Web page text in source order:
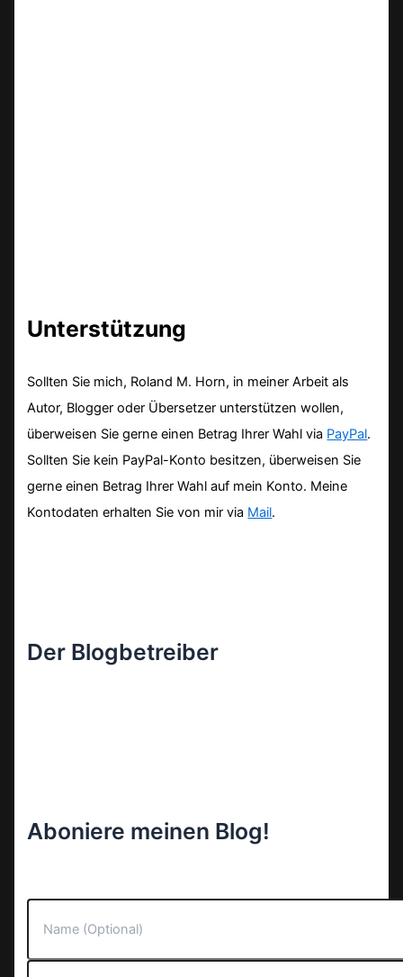
Unterstützung
Sollten Sie mich, Roland M. Horn, in meiner Arbeit als
Autor, Blogger oder Übersetzer unterstützen wollen,
überweisen Sie gerne einen Betrag Ihrer Wahl via PayPal.
Sollten Sie kein PayPal-Konto besitzen, überweisen Sie
gerne einen Betrag Ihrer Wahl auf mein Konto. Meine
Kontodaten erhalten Sie von mir via Mail.
Der Blogbetreiber
Aboniere meinen Blog!